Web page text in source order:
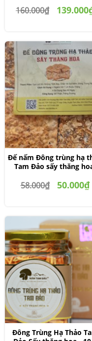
160.000₫
Đế nấm Đông trùng hạ
Tam Đảo sấy thăng
58.000₫ 50.000₫
Đông Trùng Hạ Thảo